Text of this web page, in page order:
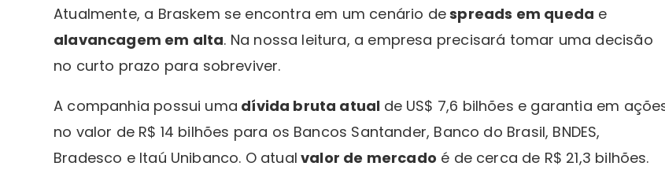
Atualmente, a Braskem se encontra em um cenário despreads em queda e
alavancagem em alta. Na nossa leitura, a empresa precisará tomar uma decisão
no curto prazo para sobreviver.
A companhia possui uma dívida bruta atual de US$ 7,6 bilhões e garantia em
no valor de R$ 14 bilhões para os Bancos Santander, Banco do Brasil, BNDES,
Bradesco e Itaú Unibanco. O atual valor de mercado é de cerca de R$ 21,3 bilhões.